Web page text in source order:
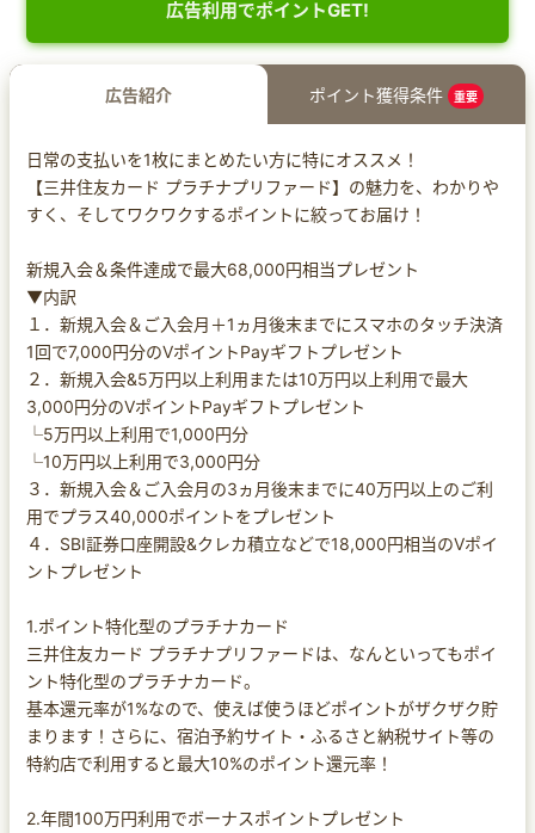
広告利用でポイントGET!
広告紹介 ポイント獲得条件 重要
日常の支払いを1枚にまとめたい方に特にオススメ！
【三井住友カード プラチナプリファード】の魅力を、わかりや
すく、そしてワクワクするポイントに絞ってお届け！
新規入会＆条件達成で最大68,000円相当プレゼント
▼内訳
１．新規入会＆ご入会月＋1ヵ月後末までにスマホのタッチ決済
1回で7,000円分のVポイントPayギフトプレゼント
２．新規入会&5万円以上利用または10万円以上利用で最大
3,000円分のVポイントPayギフトプレゼント
└5万円以上利用で1,000円分
└10万円以上利用で3,000円分
３．新規入会＆ご入会月の3ヵ月後末までに40万円以上のご利
用でプラス40,000ポイントをプレゼント
４．SBI証券口座開設&クレカ積立などで18,000円相当のVポイ
ントプレゼント
1.ポイント特化型のプラチナカード
三井住友カード プラチナプリファードは、なんといってもポイ
ント特化型のプラチナカード。
基本還元率が1%なので、使えば使うほどポイントがザクザク貯
まります！さらに、宿泊予約サイト・ふるさと納税サイト等の
特約店で利用すると最大10%のポイント還元率！
2.年間100万円利用でボーナスポイントプレゼント